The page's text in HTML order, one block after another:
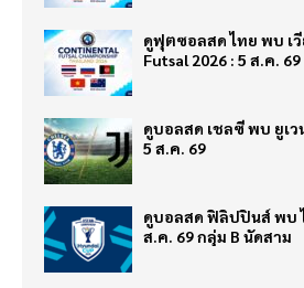
ดูฟุตซอลสด ไทย พบ เ
Futsal 2026 : 5 ส.ค. 69
ดูบอลสด เชลซี พบ ยูเ
5 ส.ค. 69
ดูบอลสด ฟิลิปปินส์ พบ
ส.ค. 69 กลุ่ม B นัดสาม